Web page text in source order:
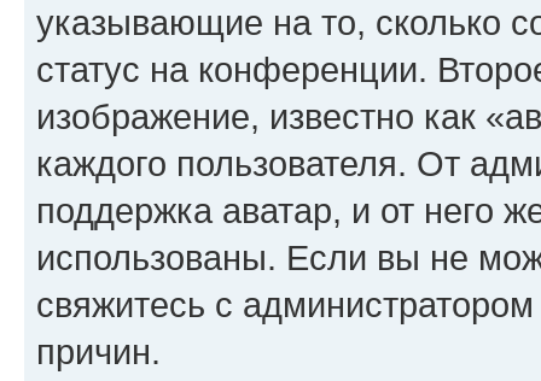
указывающие на то, сколько
статус на конференции.
изображение, известно как
каждого пользователя. От
поддержка аватар, и от него
использованы. Если вы не
свяжитесь с
причин.